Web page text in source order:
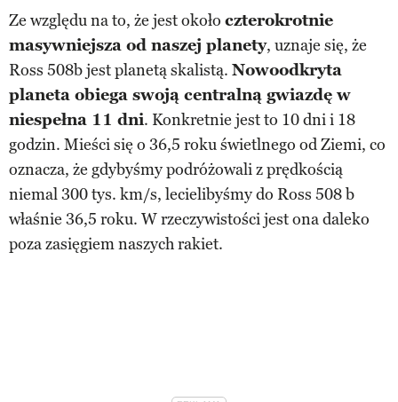
Ze względu na to, że jest około czterokrotnie
masywniejsza od naszej planety, uznaje się, że
Ross 508b jest planetą skalistą. Nowoodkryta
planeta obiega swoją centralną gwiazdę w
niespełna 11 dni. Konkretnie jest to 10 dni i 18
godzin. Mieści się o 36,5 roku świetlnego od Ziemi, co
oznacza, że gdybyśmy podróżowali z prędkością
niemal 300 tys. km/s, lecielibyśmy do Ross 508 b
właśnie 36,5 roku. W rzeczywistości jest ona daleko
poza zasięgiem naszych rakiet.